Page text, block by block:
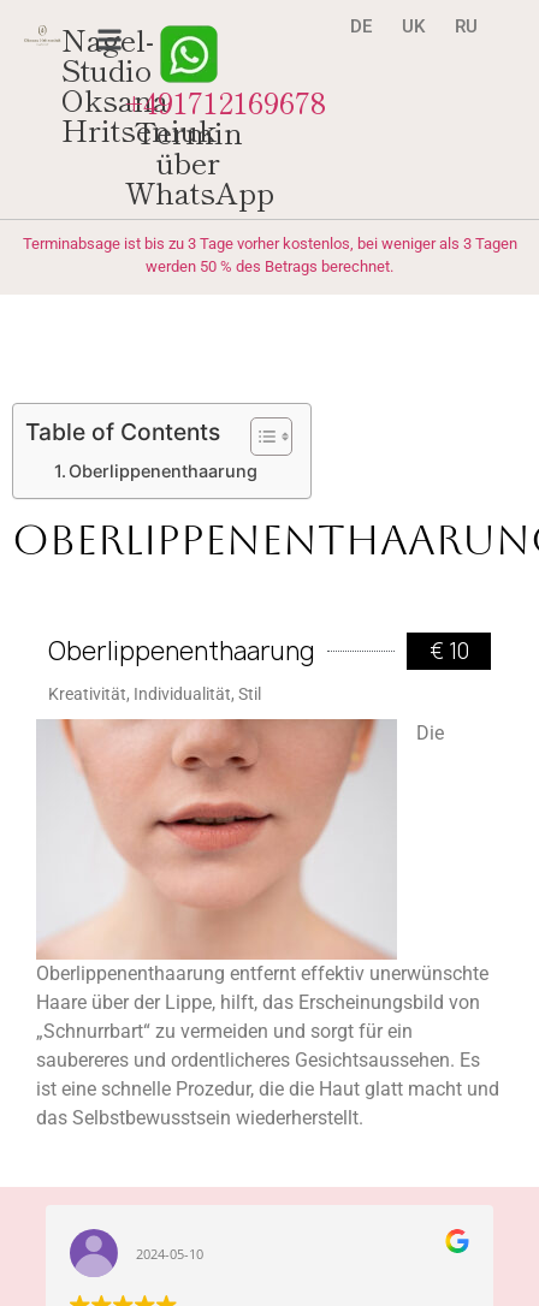
Nagel-
Studio
Oksana
Hritseniuk
+491712169678
Termin
über
WhatsApp
DE UK RU
Terminabsage ist bis zu 3 Tage vorher kostenlos, bei weniger als 3 Tagen
werden 50 % des Betrags berechnet.
Table of Contents
Oberlippenenthaarung
Oberlippenenthaarung € 10
Kreativität, Individualität, Stil
Die
Oberlippenenthaarung entfernt effektiv unerwünschte
Haare über der Lippe, hilft, das Erscheinungsbild von
„Schnurrbart“ zu vermeiden und sorgt für ein
saubereres und ordentlicheres Gesichtsaussehen. Es
ist eine schnelle Prozedur, die die Haut glatt macht und
das Selbstbewusstsein wiederherstellt.
2024-05-10